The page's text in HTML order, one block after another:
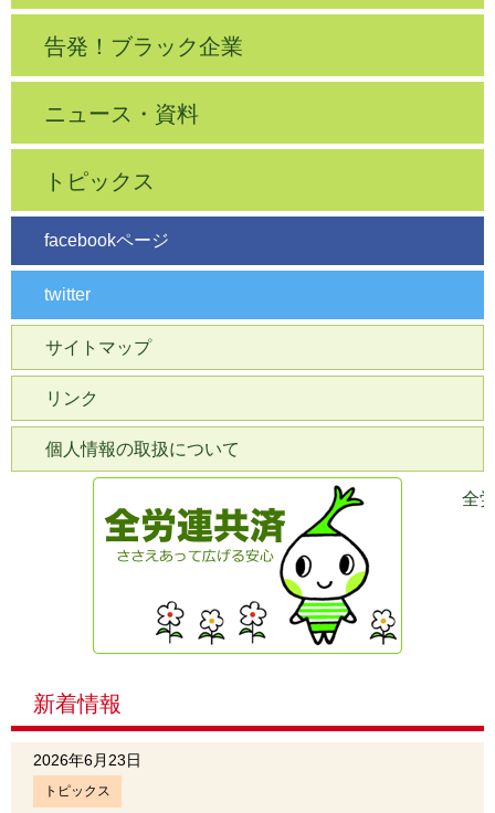
告発！ブラック企業
ニュース・資料
トピックス
facebookページ
twitter
サイトマップ
リンク
個人情報の取扱について
全
新着情報
2026年6月23日
トピックス